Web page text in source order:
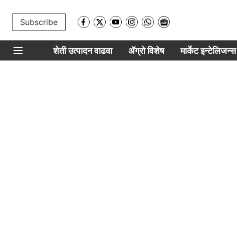
Subscribe
शेती उत्पादन वाढवा ॲग्रो विशेष मार्केट इन्टेलिजन्स